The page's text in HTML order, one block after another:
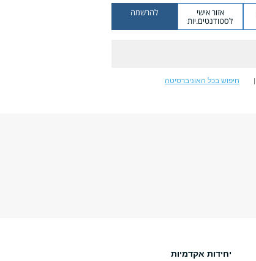
אזור אישי
לסטודנטים.יות
להרשמה
חיפוש בכל האוניברסיטה
יחידות אקדמיות